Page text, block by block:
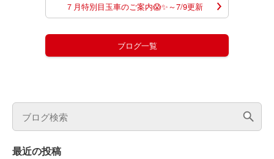
７月特別目玉車のご案内😱✨～7/9更新
ブログ一覧
最近の投稿